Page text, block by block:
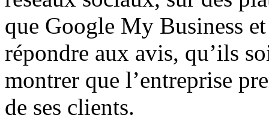
que Google My Business
répondre aux avis, qu’ils
montrer que l’entreprise
de ses clients.